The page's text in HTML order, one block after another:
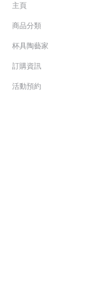
主頁
商品分類
杯具陶藝家
訂購資訊
活動預約